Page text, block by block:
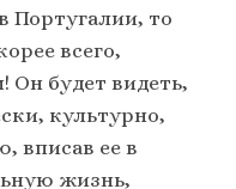
Португалии, то
всего,
будет видеть,
культурно,
вписав ее в
жизнь,